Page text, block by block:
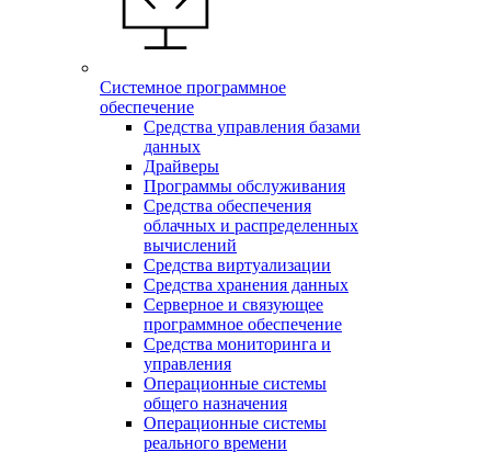
Системное программное
обеспечение
Средства управления базами
данных
Драйверы
Программы обслуживания
Средства обеспечения
облачных и распределенных
вычислений
Средства виртуализации
Средства хранения данных
Серверное и связующее
программное обеспечение
Средства мониторинга и
управления
Операционные системы
общего назначения
Операционные системы
реального времени